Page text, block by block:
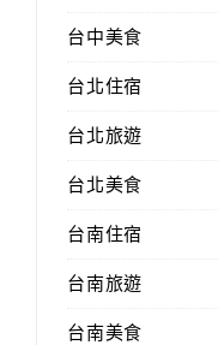
台中美食
台北住宿
台北旅遊
台北美食
台南住宿
台南旅遊
台南美食